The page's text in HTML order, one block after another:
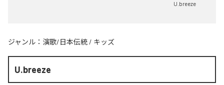
U.breeze
ジャンル： 演歌/日本伝統 / キッズ
U.breeze